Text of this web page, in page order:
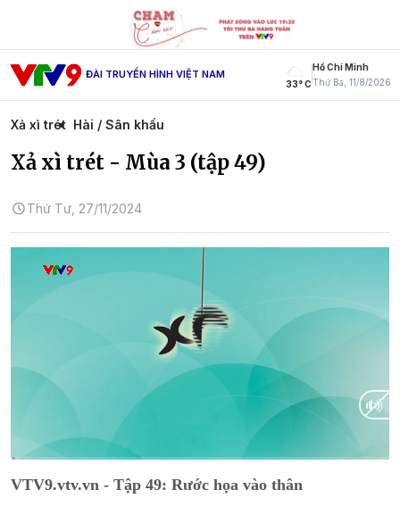
ĐÀI TRUYỀN HÌNH VIỆT NAM
33° C
Hồ Chí Minh
Thứ Ba, 11/8/2026
Xả xì trét Hài / Sân khấu
Xả xì trét - Mùa 3 (tập 49)
Thứ Tư, 27/11/2024
VTV9.vtv.vn - Tập 49: Rước họa vào thân